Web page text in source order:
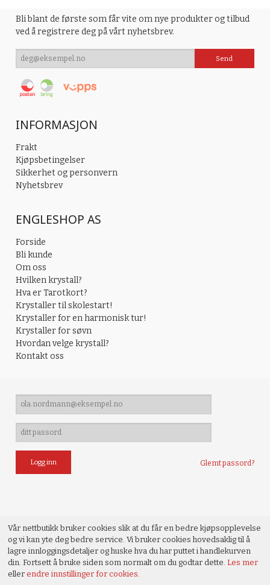
Bli blant de første som får vite om nye produkter og tilbud
ved å registrere deg på vårt nyhetsbrev.
INFORMASJON
Frakt
Kjøpsbetingelser
Sikkerhet og personvern
Nyhetsbrev
ENGLESHOP AS
Forside
Bli kunde
Om oss
Hvilken krystall?
Hva er Tarotkort?
Krystaller til skolestart!
Krystaller for en harmonisk tur!
Krystaller for søvn
Hvordan velge krystall?
Kontakt oss
Glemt passord?
Vår nettbutikk bruker cookies slik at du får en bedre kjøpsopplevelse
og vi kan yte deg bedre service. Vi bruker cookies hovedsaklig til å
lagre innloggingsdetaljer og huske hva du har puttet i handlekurven
din. Fortsett å bruke siden som normalt om du godtar dette.Les mer
ellerendre innstillinger for cookies.